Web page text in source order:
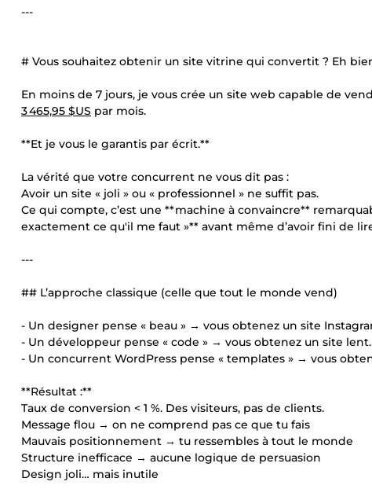
---
# Vous souhaitez obtenir un site vitrine qui convertit ? Eh
En moins de 7 jours, je vous crée un site web capable de
3 465,95 $US par mois.
**Et je vous le garantis par écrit.**
La vérité que votre concurrent ne vous dit pas :
Avoir un site « joli » ou « professionnel » ne suffit pas.
Ce qui compte, c’est une **machine à convaincre**
exactement ce qu'il me faut »** avant même d’avoir fini de
---
## L’approche classique (celle que tout le monde vend)
- Un designer pense « beau » → vous obtenez un site
- Un développeur pense « code » → vous obtenez un site lent.
- Un concurrent WordPress pense « templates » → vous
**Résultat :**
Taux de conversion < 1 %. Des visiteurs, pas de clients.
Message flou → on ne comprend pas ce que tu fais
Mauvais positionnement → tu ressembles à tout le monde
Structure inefficace → aucune logique de persuasion
Design joli… mais inutile